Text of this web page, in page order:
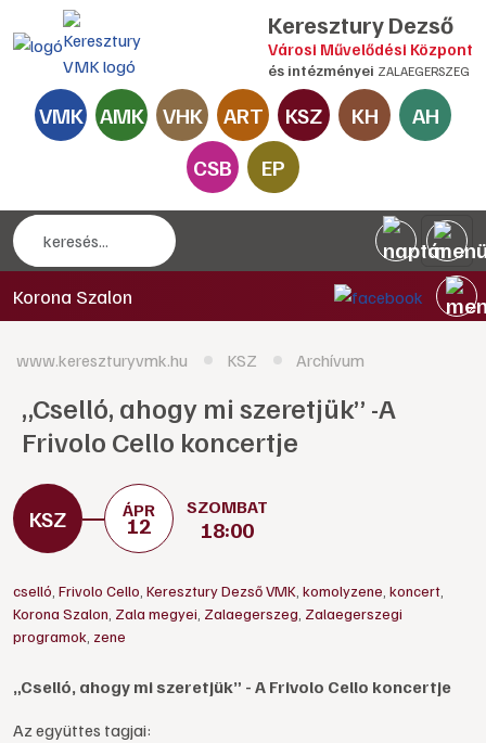
Keresztury Dezső
Városi Művelődési Központ
és intézményei ZALAEGERSZEG
VMK AMK VHK ART KSZ KH
AH
CSB
EP
Korona Szalon
www.kereszturyvmk.hu KSZ Archívum
„Cselló, ahogy mi szeretjük” -A
Frivolo Cello koncertje
ÁPR
12
SZOMBAT
18:00
cselló Frivolo Cello Keresztury Dezső VMK komolyzene koncert
Korona Szalon Zala megyei Zalaegerszeg Zalaegerszegi
programok zene
„Cselló, ahogy mi szeretjük” - A Frivolo Cello koncertje
Az együttes tagjai: